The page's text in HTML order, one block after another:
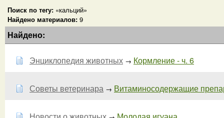
Поиск по тегу: «кальций»
Найдено материалов: 9
Найдено:
Энциклопедия животных → Кормление - ч. 6
Советы ветеринара → Витаминосодержащие